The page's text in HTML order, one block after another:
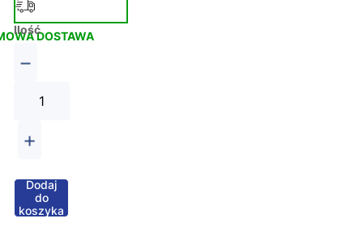
DOSTAWA
Ilość
−
+
Dodaj
do
koszyka